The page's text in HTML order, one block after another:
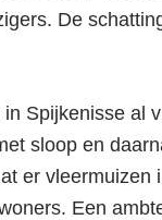
De
Spijkenisse al
sloop en
er vleermuizen
Een